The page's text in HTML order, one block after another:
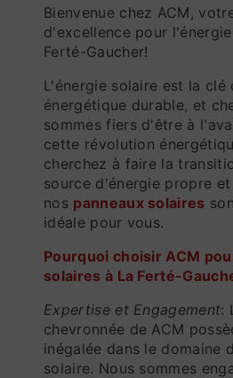
Bienvenue chez ACM, votre partenaire
d'excellence pour
Ferté-Gaucher!
L'énergie solaire est la clé d'un avenir
énergétique durable, et
sommes fiers d'être à
cette révolution
cherchez à faire la
source d'énergie propre
nos panneaux solaires
idéale pour vous.
Pourquoi choisir ACM pour vos panneaux
solaires à La Ferté-
Expertise et Engagement:
chevronnée de ACM
inégalée dans le domaine
solaire. Nous sommes